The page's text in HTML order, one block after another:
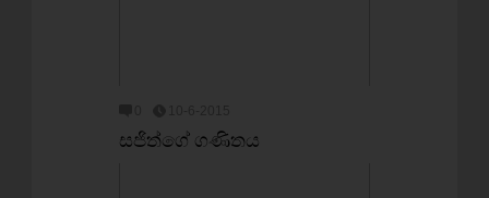
සජිත්ගේ ගණිතය